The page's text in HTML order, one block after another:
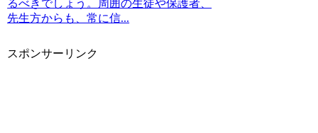
るべきでしょう。周囲の生徒や保護者、
先生方からも、常に信...
スポンサーリンク